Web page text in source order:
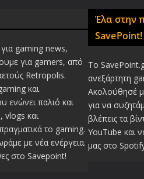
gaming news,
για gamers, από
Retropolis.
και
ενώνει παλιό και
vlogs και
το gaming.
με νέα ενέργεια.
στο Savepoint!
Έλα στην
SavePoint!
Το
ανεξάρτητη
Ακολούθησέ
για να
βλέπεις τα
YouTube και
μας στο